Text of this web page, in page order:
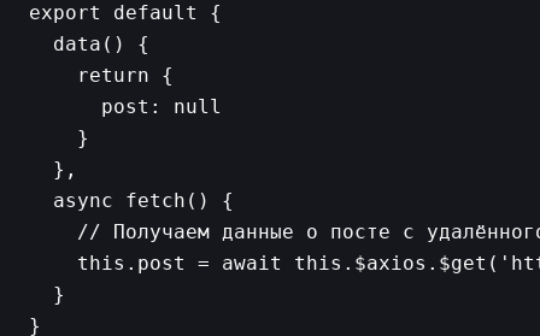
export default {
  data() {
    return {
      post: null
    }
  },
  async fetch() {
// Получаем данные о посте с
this.post = await
  }